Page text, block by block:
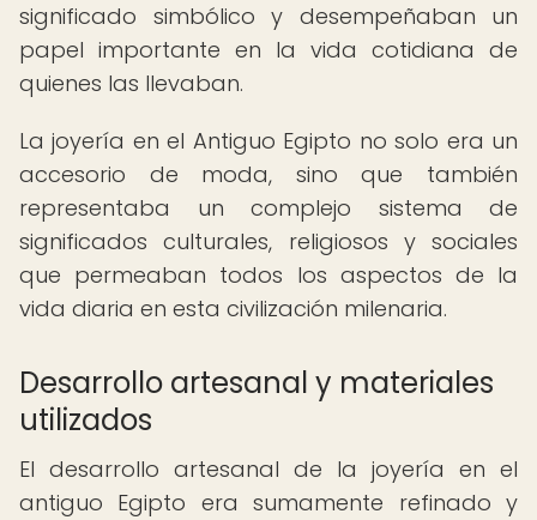
significado simbólico y desempeñaban un
papel importante en la vida cotidiana de
quienes las llevaban.
La joyería en el Antiguo Egipto no solo era un
accesorio de moda, sino que también
representaba un complejo sistema de
significados culturales, religiosos y sociales
que permeaban todos los aspectos de la
vida diaria en esta civilización milenaria.
Desarrollo artesanal y materiales
utilizados
El desarrollo artesanal de la joyería en el
antiguo Egipto era sumamente refinado y